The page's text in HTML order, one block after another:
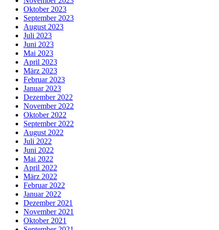
Oktober 2023
September 2023
August 2023
Juli 2023
Juni 2023
Mai 2023
April 2023
März 2023
Februar 2023
Januar 2023
Dezember 2022
November 2022
Oktober 2022
September 2022
August 2022
Juli 2022
Juni 2022
Mai 2022
April 2022
März 2022
Februar 2022
Januar 2022
Dezember 2021
November 2021
Oktober 2021